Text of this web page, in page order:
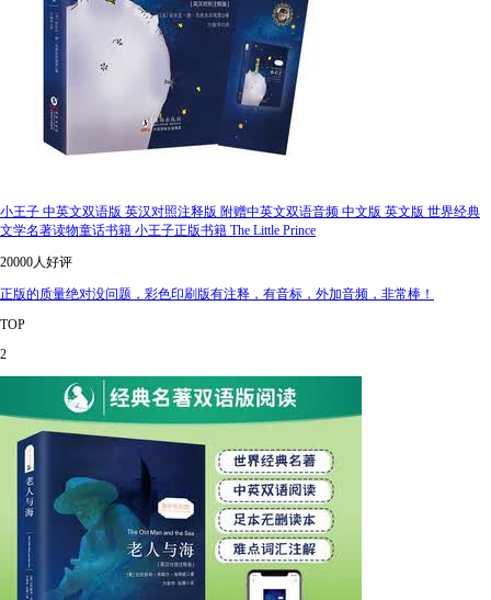
小王子 中英文双语版 英汉对照注释版 附赠中英文双语音频 中文版 英文版 世界经典
文学名著读物童话书籍 小王子正版书籍 The Little Prince
20000人好评
正版的质量绝对没问题，彩色印刷版有注释，有音标，外加音频，非常棒！
TOP
2